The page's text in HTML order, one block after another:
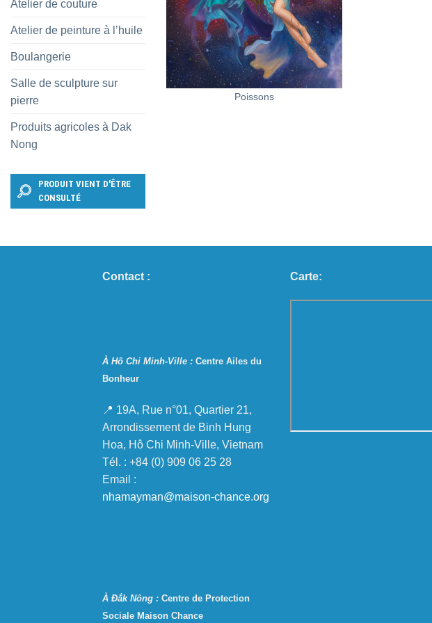
Atelier de couture
Atelier de peinture à l’huile
Boulangerie
Salle de sculpture sur
pierre
Produits agricoles à Dak
Nong
PRODUIT VIENT D'ÊTRE
CONSULTÉ
Poissons
Contact :
À Hô Chi Minh-Ville : Centre Ailes du
Bonheur
📍 19A, Rue n°01, Quartier 21,
Arrondissement de Binh Hung
Hoa, Hô Chi Minh-Ville, Vietnam
Tél. : +84 (0) 909 06 25 28
Email :
nhamayman@maison-chance.org
À Đắk Nông : Centre de Protection
Sociale Maison Chance
Carte: